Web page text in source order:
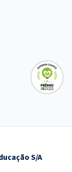
S/A